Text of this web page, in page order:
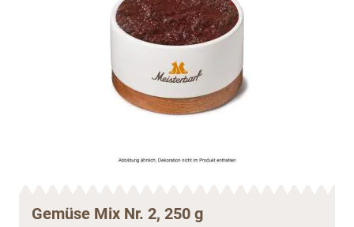
Gemüse Mix Nr. 2, 250 g